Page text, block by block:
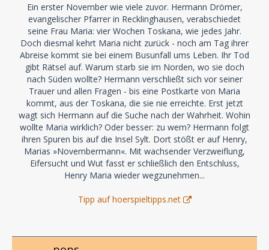
Ein erster November wie viele zuvor. Hermann Drömer,
evangelischer Pfarrer in Recklinghausen, verabschiedet
seine Frau Maria: vier Wochen Toskana, wie jedes Jahr.
Doch diesmal kehrt Maria nicht zurück - noch am Tag ihrer
Abreise kommt sie bei einem Busunfall ums Leben. Ihr Tod
gibt Rätsel auf. Warum starb sie im Norden, wo sie doch
nach Süden wollte? Hermann verschließt sich vor seiner
Trauer und allen Fragen - bis eine Postkarte von Maria
kommt, aus der Toskana, die sie nie erreichte. Erst jetzt
wagt sich Hermann auf die Suche nach der Wahrheit. Wohin
wollte Maria wirklich? Oder besser: zu wem? Hermann folgt
ihren Spuren bis auf die Insel Sylt. Dort stößt er auf Henry,
Marias »Novembermann«. Mit wachsender Verzweiflung,
Eifersucht und Wut fasst er schließlich den Entschluss,
Henry Maria wieder wegzunehmen...
Tipp auf hoerspieltipps.net